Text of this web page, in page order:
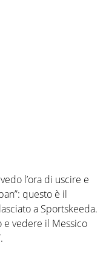
l’ora di uscire e
questo è il
a Sportskeeda.
e vedere il Messico